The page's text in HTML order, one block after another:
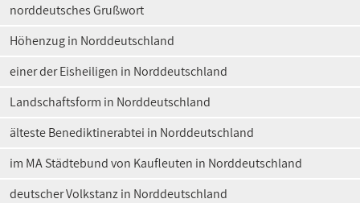
norddeutsches Grußwort
Höhenzug in Norddeutschland
einer der Eisheiligen in Norddeutschland
Landschaftsform in Norddeutschland
älteste Benediktinerabtei in Norddeutschland
im MA Städtebund von Kaufleuten in Norddeutschland
deutscher Volkstanz in Norddeutschland